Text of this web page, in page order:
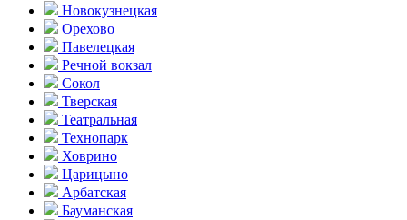
Новокузнецкая
Орехово
Павелецкая
Речной вокзал
Сокол
Тверская
Театральная
Технопарк
Ховрино
Царицыно
Арбатская
Бауманская